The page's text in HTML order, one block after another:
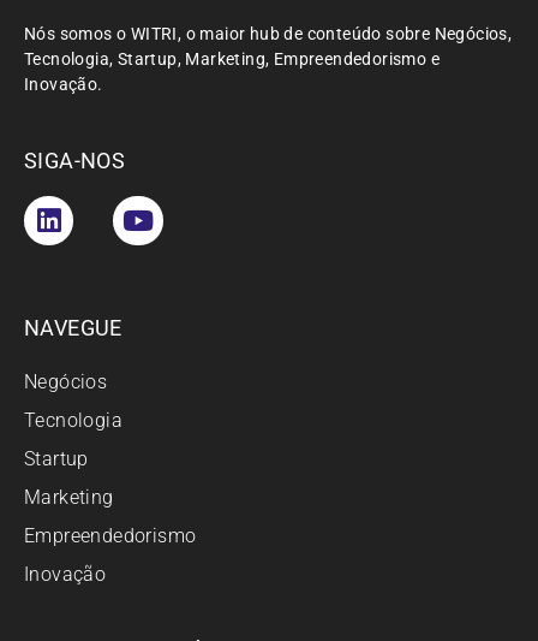
Nós somos o WITRI, o maior hub de conteúdo sobre Negócios,
Tecnologia, Startup, Marketing, Empreendedorismo e
Inovação.
SIGA-NOS
NAVEGUE
Negócios
Tecnologia
Startup
Marketing
Empreendedorismo
Inovação